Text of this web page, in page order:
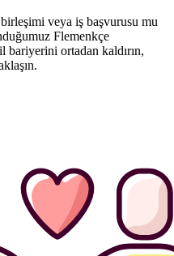
veya iş başvurusu mu
Flemenkçe
ortadan kaldırın,